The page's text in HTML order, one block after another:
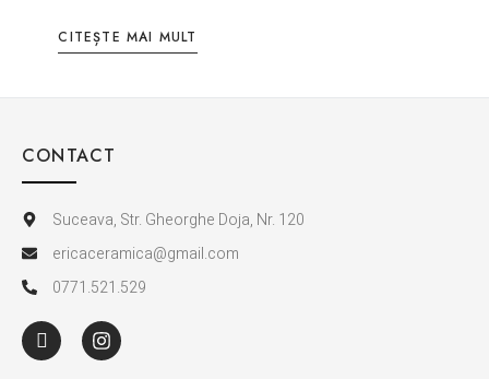
CITEȘTE MAI MULT
CONTACT
Suceava, Str. Gheorghe Doja, Nr. 120
ericaceramica@gmail.com
0771.521.529